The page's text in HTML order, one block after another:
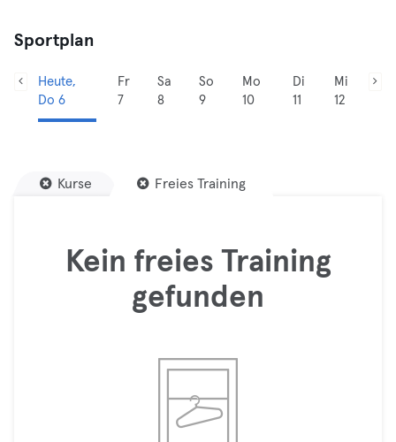
Sportplan
Heute,
Do 6
Fr
7
Sa
8
So
9
Mo
10
Di
11
Mi
12
Kurse Freies Training
Kein freies Training
gefunden